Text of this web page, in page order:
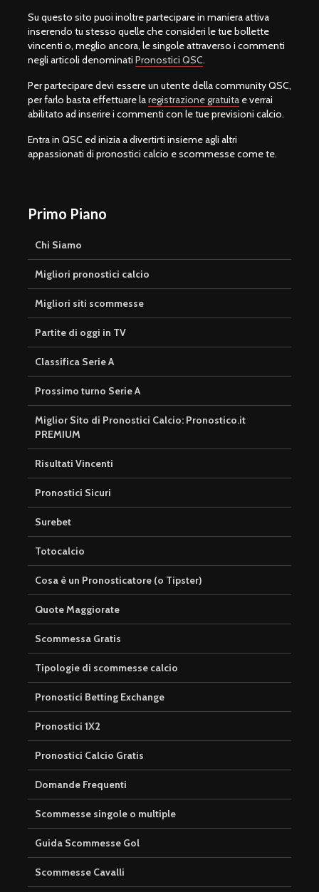
Su questo sito puoi inoltre partecipare in maniera attiva
inserendo tu stesso quelle che consideri le tue bollette
vincenti o, meglio ancora, le singole attraverso i commenti
negli articoli denominati Pronostici QSC.
Per partecipare devi essere un utente della community QSC,
per farlo basta effettuare laregistrazione gratuita e verrai
abilitato ad inserire i commenti con le tue previsioni calcio.
Entra in QSC ed inizia a divertirti insieme agli altri
appassionati di pronostici calcio e scommesse come te.
Primo Piano
Chi Siamo
Migliori pronostici calcio
Migliori siti scommesse
Partite di oggi in TV
Classifica Serie A
Prossimo turno Serie A
Miglior Sito di Pronostici Calcio: Pronostico.it
PREMIUM
Risultati Vincenti
Pronostici Sicuri
Surebet
Totocalcio
Cosa è un Pronosticatore (o Tipster)
Quote Maggiorate
Scommessa Gratis
Tipologie di scommesse calcio
Pronostici Betting Exchange
Pronostici 1X2
Pronostici Calcio Gratis
Domande Frequenti
Scommesse singole o multiple
Guida Scommesse Gol
Scommesse Cavalli